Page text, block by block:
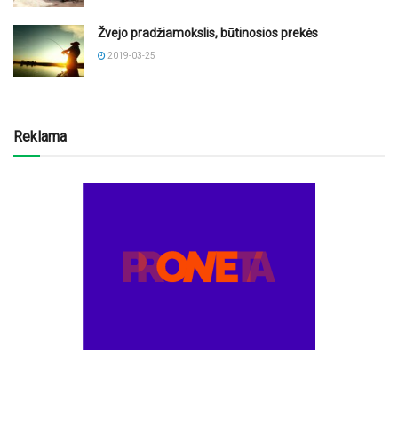
Žvejo pradžiamokslis, būtinosios prekės
2019-03-25
Reklama